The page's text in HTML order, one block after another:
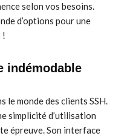
selon vos besoins.
d’options pour une
!
indémodable
le monde des clients SSH.
simplicité d’utilisation
épreuve. Son interface